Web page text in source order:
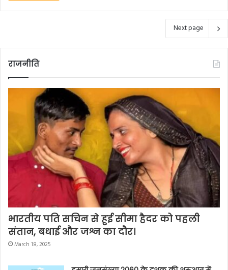
भारतीय पति सचिन से हुई सीमा हैदर को पहली
संतान, बधाई और जश्न का दौर।
March 18, 2025
हमारी जनसंख्या 2060 के दशक की शुरुआत में
1.7 अरब तक पहुंच जाएगी : United Nations ने
किया आगाह
July 12, 2024
जज lord नहीं, जनता के servant हैं, माई लॉर्ड
नहीं कहेंगे, High Court lawyers ने लिया
कंगना रनौत को चंडीगढ़ एयरपोर्ट पर मारा थप्पड़,